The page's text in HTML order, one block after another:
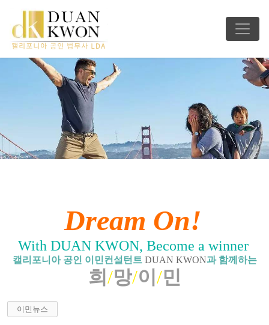
Dream On!
With DUAN KWON, Become a winner
캘리포니아 공인 이민컨설턴트 DUAN KWON과 함께하는
희 /망/이 /민
이민뉴스